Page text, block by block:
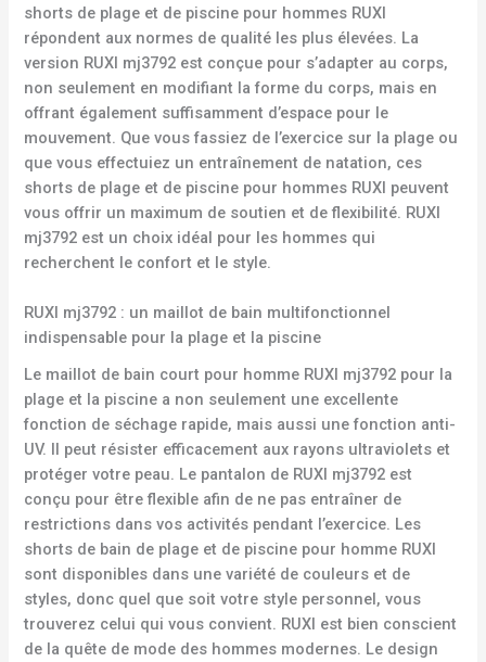
shorts de plage et de piscine pour hommes RUXI
répondent aux normes de qualité les plus élevées. La
version RUXI mj3792 est conçue pour s’adapter au corps,
non seulement en modifiant la forme du corps, mais en
offrant également suffisamment d’espace pour le
mouvement. Que vous fassiez de l’exercice sur la plage ou
que vous effectuiez un entraînement de natation, ces
shorts de plage et de piscine pour hommes RUXI peuvent
vous offrir un maximum de soutien et de flexibilité. RUXI
mj3792 est un choix idéal pour les hommes qui
recherchent le confort et le style.
RUXI mj3792 : un maillot de bain multifonctionnel
indispensable pour la plage et la piscine
Le maillot de bain court pour homme RUXI mj3792 pour la
plage et la piscine a non seulement une excellente
fonction de séchage rapide, mais aussi une fonction anti-
UV. Il peut résister efficacement aux rayons ultraviolets et
protéger votre peau. Le pantalon de RUXI mj3792 est
conçu pour être flexible afin de ne pas entraîner de
restrictions dans vos activités pendant l’exercice. Les
shorts de bain de plage et de piscine pour homme RUXI
sont disponibles dans une variété de couleurs et de
styles, donc quel que soit votre style personnel, vous
trouverez celui qui vous convient. RUXI est bien conscient
de la quête de mode des hommes modernes. Le design